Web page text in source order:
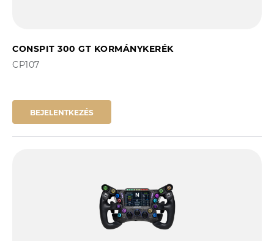
CONSPIT 300 GT KORMÁNYKERÉK
CP107
BEJELENTKEZÉS